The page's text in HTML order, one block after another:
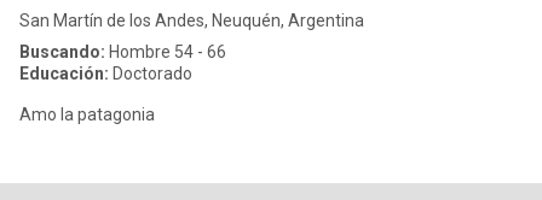
San Martín de los Andes, Neuquén, Argentina
Buscando: Hombre 54 - 66
Educación: Doctorado
Amo la patagonia